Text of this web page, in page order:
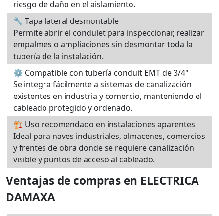
riesgo de daño en el aislamiento.
🔧 Tapa lateral desmontable
Permite abrir el condulet para inspeccionar, realizar
empalmes o ampliaciones sin desmontar toda la
tubería de la instalación.
⚙️ Compatible con tubería conduit EMT de 3/4"
Se integra fácilmente a sistemas de canalización
existentes en industria y comercio, manteniendo el
cableado protegido y ordenado.
🏗️ Uso recomendado en instalaciones aparentes
Ideal para naves industriales, almacenes, comercios
y frentes de obra donde se requiere canalización
visible y puntos de acceso al cableado.
Ventajas de compras en ELECTRICA
DAMAXA